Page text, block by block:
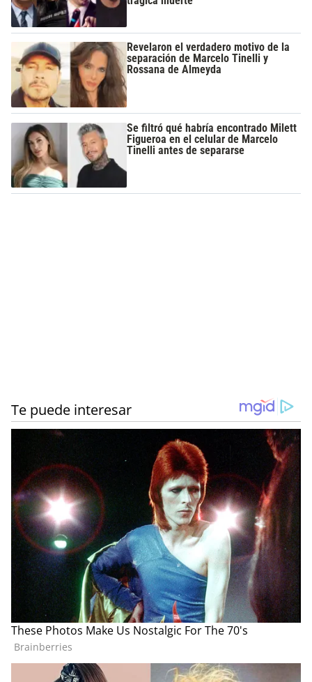
Revelaron el verdadero motivo de la
separación de Marcelo Tinelli y
Rossana de Almeyda
Se filtró qué habría encontrado Milett
Figueroa en el celular de Marcelo
Tinelli antes de separarse